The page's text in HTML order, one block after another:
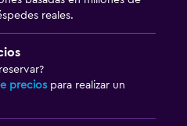
reales.
precios para realizar un